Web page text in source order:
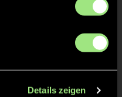
Details zeigen
K = Kapitän